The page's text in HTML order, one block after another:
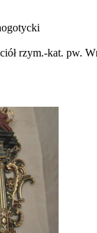
rzym.-kat. pw.